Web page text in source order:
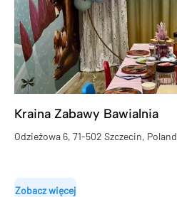
Kraina Zabawy Bawialnia
Odzieżowa 6, 71-502 Szczecin, Poland
Zobacz więcej